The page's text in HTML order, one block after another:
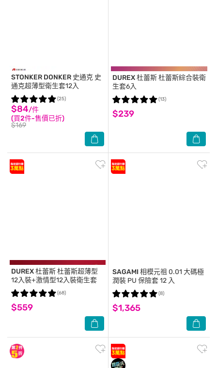
STONKER DONKER 史通克 史
通克超薄型衛生套12入
$84/件
(買2件-售價已折)
$169
(25)
DUREX 杜蕾斯杜蕾斯綜合裝衛
生套6入
$239
(13)
DUREX 杜蕾斯杜蕾斯超薄型
12入裝+激情型12入裝衛生套
$559
(68)
SAGAMI 相模元祖 0.01 大碼極
潤裝 PU 保險套 12 入
$1,365
(8)